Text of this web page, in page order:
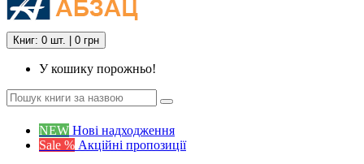
Книг: 0 шт. | 0 грн
У кошику порожньо!
NEW Нові надходження
Sale % Акційні пропозиції